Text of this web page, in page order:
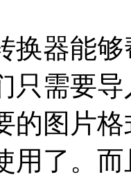
换器能
只需要
的图片
用了。